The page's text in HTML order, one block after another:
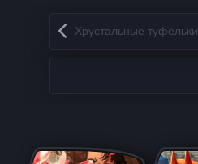
Запись навигация
Хрустальные туфельки